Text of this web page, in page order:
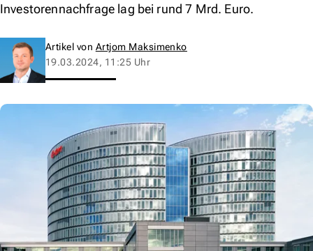
Investorennachfrage lag bei rund 7 Mrd. Euro.
Artikel von Artjom Maksimenko
19.03.2024, 11:25 Uhr